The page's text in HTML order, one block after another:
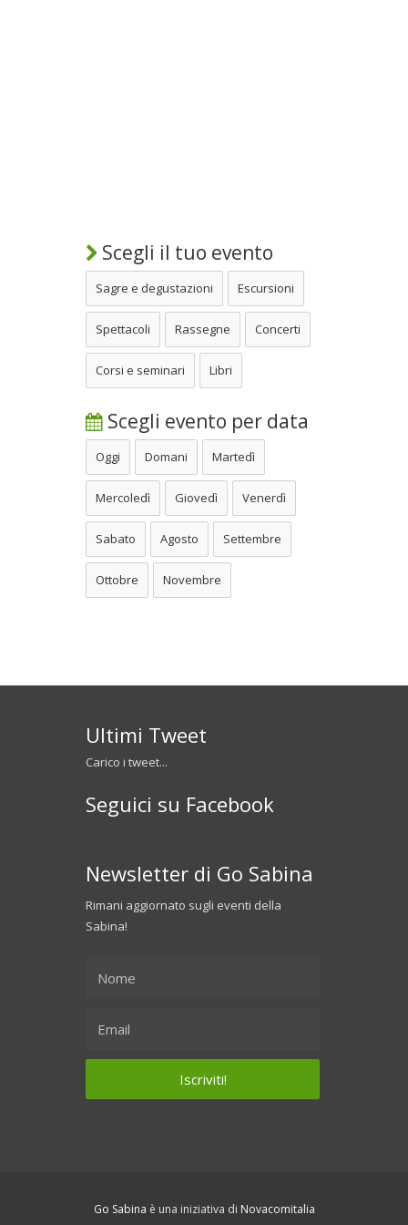
Scegli il tuo evento
Sagre e degustazioni Escursioni
Spettacoli Rassegne Concerti
Corsi e seminari Libri
Scegli evento per data
Oggi Domani Martedì
Mercoledì Giovedì Venerdì
Sabato Agosto Settembre
Ottobre Novembre
Ultimi Tweet
Carico i tweet...
Seguici su Facebook
Newsletter di Go Sabina
Rimani aggiornato sugli eventi della
Sabina!
Go Sabina è una iniziativa di Novacomitalia